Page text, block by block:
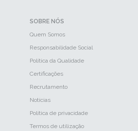
SOBRE NÓS
Quem Somos
Responsabilidade Social
Política da Qualidade
Certificações
Recrutamento
Notícias
Política de privacidade
Termos de utilização